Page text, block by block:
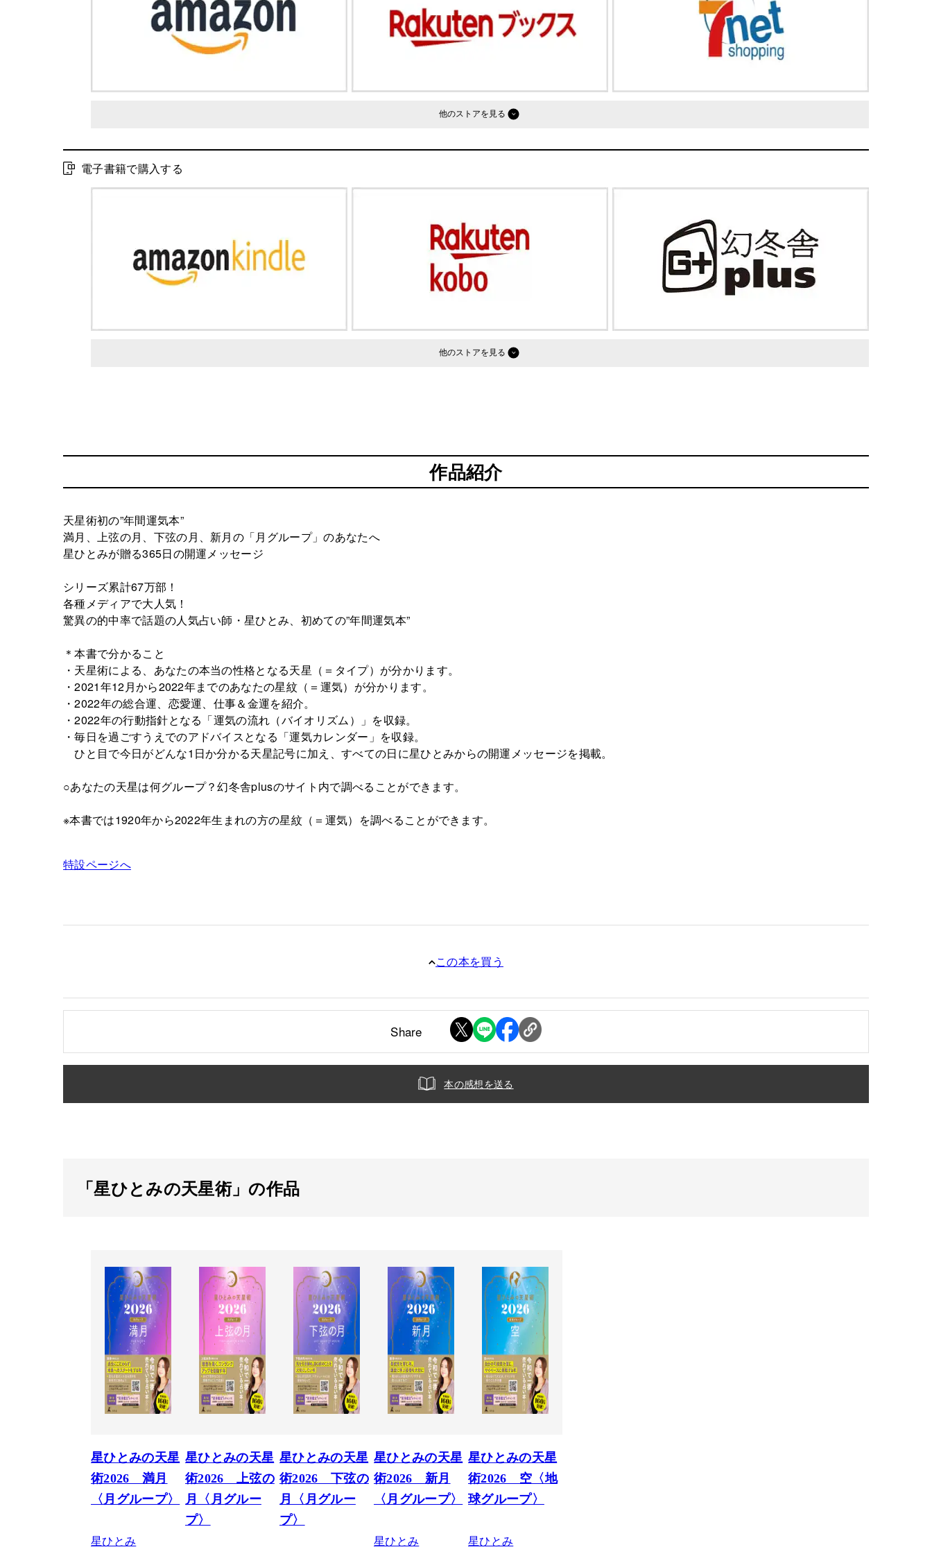
他のストア
電子書籍で購入する
他のストア
作品紹介
天星術初の”年間運気本”
満月、上弦の月、下弦の月、新月の「月グループ」のあなたへ
星ひとみが贈る365日の開運メッセージ
シリーズ累計67万部！
各種メディアで大人気！
驚異の的中率で話題の人気占い師・星ひとみ、初めての”年間運気本”
＊本書で分かること
・天星術による、あなたの本当の性格となる天星（＝タイプ）が分かります。
・2021年12月から2022年までのあなたの星紋（＝運気）が分かります。
・2022年の総合運、恋愛運、仕事＆金運を紹介。
・2022年の行動指針となる「運気の流れ（バイオリズム）」を収録。
・毎日を過ごすうえでのアドバイスとなる「運気カレンダー」を収録。
ひと目で今日がどんな1日か分かる天星記号に加え、すべての日に星ひとみからの開運メッセージを掲載。
○あなたの天星は何グループ？幻冬舎plusのサイト内で調べることができます。
※本書では1920年から2022年生まれの方の星紋（＝運気）を調べることができます。
特設ページへ
この本を買う
Share
本の感想を送る
「星ひとみの天星術」の作品
星ひとみの天星
術2026 満月
〈月グループ〉
星ひとみ
星ひとみの天星
術2026 上弦の
月〈月グルー
プ〉
星ひとみの天星
術2026 下弦の
月〈月グルー
プ〉
星ひとみの天星
術2026 新月
〈月グループ〉
星ひとみ
星ひとみの天星
術2026 空〈地
球グループ〉
星ひとみ